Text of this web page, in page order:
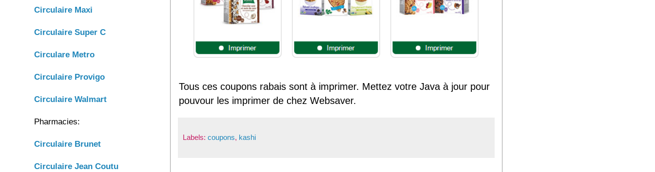
Tous ces coupons rabais sont à imprimer. Mettez votre Java à jour pour
pouvour les imprimer de chez Websaver.
Labels: coupons, kashi
Circulaire Maxi
Circulaire Super C
Circulare Metro
Circulaire Provigo
Circulaire Walmart
Pharmacies:
Circulaire Brunet
Circulaire Jean Coutu